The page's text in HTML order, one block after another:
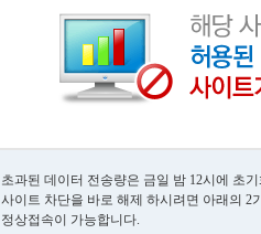
초과된 데이터 전송량은 금일 밤 12시에 초
사이트 차단을 바로 해제 하시려면 아래의 2
정상접속이 가능합니다.